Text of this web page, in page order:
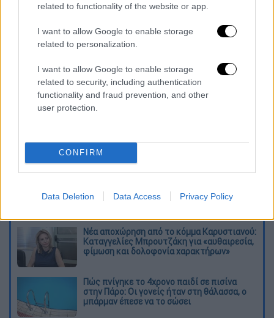
related to functionality of the website or app.
I want to allow Google to enable storage
related to personalization.
I want to allow Google to enable storage
related to security, including authentication
functionality and fraud prevention, and other
user protection.
CONFIRM
Data Deletion Data Access Privacy Policy
καταχώρηση
Διαβάστε ακόμη
Παλαιό Φάληρο - Οι εκβιασμοί, οι
ξυλοδαρμοί και τα προσωνύμια «πίτμπουλ»
και «μπουλντόγκ»
στην Ταϊλάνδη: Η στιγμή που ο 14χρονος
ανοίγει πυρ - Στους 9 ανέβηκαν οι νεκροί
Νέα αποχώρηση από το κόμμα Καρυστιανού:
Καταγγελίες Μπρουτζάκη για «αυθαιρεσία,
φίμωση και δολοφονία χαρακτήρων»
Πώς πνίγηκε το 4χρονο παιδί σε πισίνα
στην Πάρο: Οι γονείς ήταν στη θάλασσα, ο
μπάρμαν έπεσε να το σώσει